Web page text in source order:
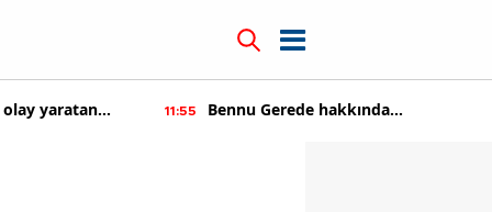
14:22 Kıvanç Tatlıtuğ'a teklif üstüne teklif